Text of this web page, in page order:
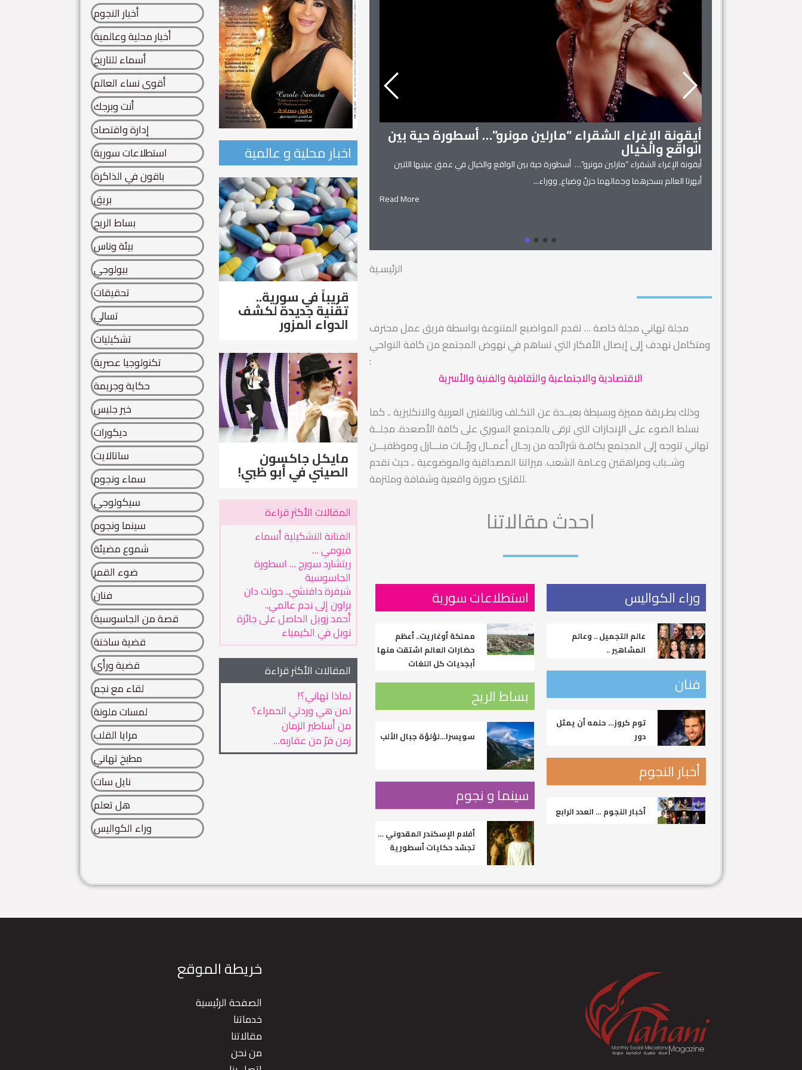
أخبار النجوم
أخبار محلية وعالمية
أسماء للتاريخ
أقوى نساء العالم
أنت وبرجك
إدارة واقتصاد
استطلاعات سورية
باقون في الذاكرة
بريق
بساط الريح
بيئة وناس
بيولوجي
تحقيقات
تسالي
تشكيليات
تكنولوجيا عصرية
حكاية وجريمة
خير جليس
ديكورات
ساتالايت
سماء ونجوم
سيكولوجي
سينما ونجوم
شموع مضيئة
ضوء القمر
فنان
قصة من الجاسوسية
قضية ساخنة
قضية ورأي
لقاء مع نجم
لمسات ملونة
مرايا القلب
مطبخ تهاني
نايل سات
هل تعلم
وراء الكواليس
اخبار محلية و عالمية
قريباً في سورية..
تقنية جديدة لكشف
الدواء المزور
مايكل جاكسون
الصيني في أبو ظبي!
المقالات الأكثر قراءة
الفنانة التشكيلية أسماء
فيومي …
ريتشارد سورج … اسطورة
الجاسوسية
شيفرة دافنشي.. حولت دان
براون إلى نجم عالمي..
أحمد زويل الحاصل على جائزة
نوبل في الكيمياء
المقالات الأكثر قراءة
لماذا تهاني؟!
لمن هي وردتي الحمراء؟
من أساطير الزمان
زمن فرّ من عقاربه…
زنوبيا… ملكة تدمر واحدة من أساطير سورية..
زنوبيا… ملكة تدمر واحدة من أساطير سورية.. تنتفض كائنات الحروف.. من هنا.. يتقاطر عطر الخلود..
يعانق السماء.. ويهجو الطريق.. إلياذة...
Read More
أيقونة الإغراء الشقراء “مارلين مونرو”… أسطورة حية بين
الواقع والخيال
أيقونة الإغراء الشقراء “مارلين مونرو”… أسطورة حية بين الواقع والخيال في عمق عينيها اللتين
أبهرتا العالم بسحرهما وجمالهما حزنٌ وضياع, ووراء...
Read More
الرئيسـية
مجلة تهاني مجلة خاصة … تقدم المواضيع المتنوعة بواسطة فريق عمل محترف
ومتكامل نهدف إلى إيصال الأفكار التي تساهم في نهوض المجتمع من كافة النواحي
:
الاقتصادية والاجتماعية والثقافية والفنية والأسرية
وذلك بطـريقة مميزة وبسيطة بعيــدة عن التكـلف وباللغتين العربية والانكليزية .. كما
نسلط الضوء على الإنجازات التي ترقى بالمجتمع السوري على كافة الأصعدة. مجلــة
تهاني تتوجه إلى المجتمع بكافـة شرائحه من رجـال أعمــال وربّــات منـــازل وموظفيـــن
وشــباب ومراهقين وعـامة الشعب. ميزاتنا المصداقية والموضوعية .. حيث نقدم
للقارئ صورة واقعية وشفافة وملتزمة.
احدث مقالاتنا
استطلاعات سورية
مملكة أوغاريت.. أعظم
حضارات العالم اشتقت منها
أبجديات كل اللغات
بساط الريح
سويسرا…لؤلؤة جبال الألب
سينما و نجوم
أفلام الإسكندر المقدوني …
تجسّد حكايات أسطورية
وراء الكواليس
عالم التجميل .. وعالم
المشاهير ..
فنان
توم كروز… حلمه أن يمثل
دور
أخبار النجوم
أخبار النجوم … العدد الرابع
خريطة الموقع
الصفحة الرئيسية
خدماتنا
مقالاتنا
من نحن